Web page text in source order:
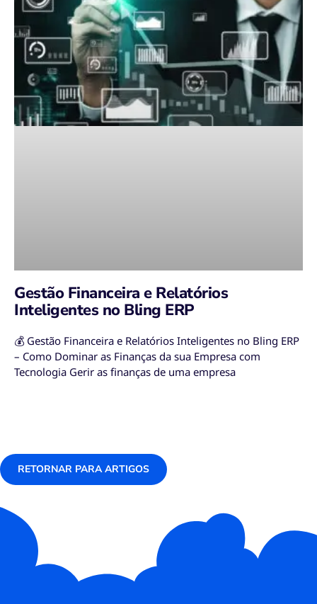
Gestão Financeira e Relatórios
Inteligentes no Bling ERP
💰 Gestão Financeira e Relatórios Inteligentes no Bling ERP
– Como Dominar as Finanças da sua Empresa com
Tecnologia Gerir as finanças de uma empresa
RETORNAR PARA ARTIGOS